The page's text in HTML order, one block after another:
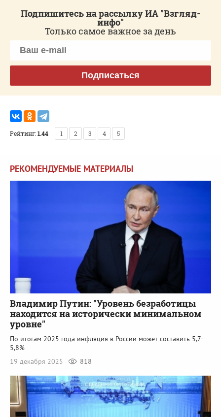
Подпишитесь на рассылку ИА "Взгляд-
инфо"
Только самое важное за день
Подписаться
Рейтинг:1.44 1 2 3 4 5
РЕКОМЕНДУЕМЫЕ МАТЕРИАЛЫ
Владимир Путин: "Уровень безработицы
находится на исторически минимальном
уровне"
По итогам 2025 года инфляция в России может составить 5,7-
5,8%
19 декабря 2025
818